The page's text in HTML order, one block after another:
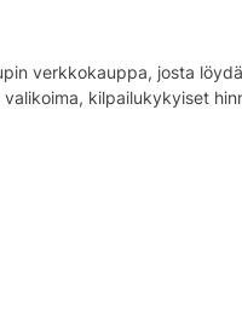
verkkokauppa, josta
kilpailukykyiset